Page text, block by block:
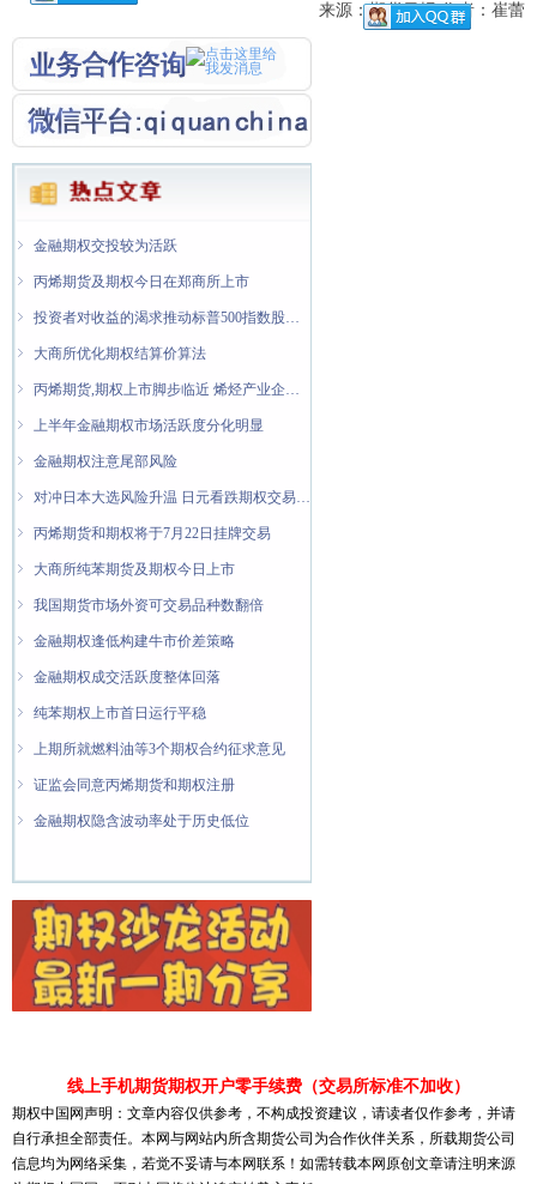
来源：期货日报 作者：崔蕾
金融期权隐含波动率处于低位
ꁇ 金融期权交投较为活跃
ꁇ 丙烯期货及期权今日在郑商所上市
ꁇ
ꁇ 大商所优化期权结算价算法
ꁇ
ꁇ 上半年金融期权市场活跃度分化明显
ꁇ 金融期权注意尾部风险
ꁇ
ꁇ 丙烯期货和期权将于7月22日挂牌交易
ꁇ 大商所纯苯期货及期权今日上市
ꁇ 我国期货市场外资可交易品种数翻倍
ꁇ 金融期权逢低构建牛市价差策略
ꁇ 金融期权成交活跃度整体回落
ꁇ 纯苯期权上市首日运行平稳
ꁇ 上期所就燃料油等3个期权合约征求意见
ꁇ 证监会同意丙烯期货和期权注册
ꁇ 金融期权隐含波动率处于历史低位
线上手机期货期权开户零手续费（交易所标准不加收）
期权中国网声明：文章内容仅供参考，不构成投资建议，请读者仅作参考，并请
自行承担全部责任。本网与网站内所含期货公司为合作伙伴关系，所载期货公司
信息均为网络采集，若觉不妥请与本网联系！如需转载本网原创文章请注明来源